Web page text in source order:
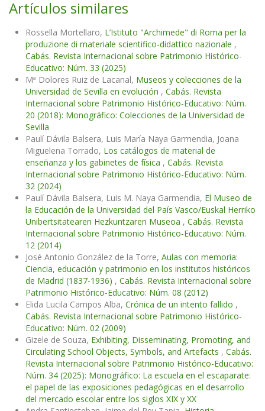
Artículos similares
Rossella Mortellaro, L’Istituto "Archimede" di Roma per la
produzione di materiale scientifico-didattico nazionale ,
Cabás. Revista Internacional sobre Patrimonio Histórico-
Educativo: Núm. 33 (2025)
Mª Dolores Ruiz de Lacanal, Museos y colecciones de la
Universidad de Sevilla en evolución , Cabás. Revista
Internacional sobre Patrimonio Histórico-Educativo: Núm.
20 (2018): Monográfico: Colecciones de la Universidad de
Sevilla
Paulí Dávila Balsera, Luis María Naya Garmendia, Joana
Miguelena Torrado, Los catálogos de material de
enseñanza y los gabinetes de física , Cabás. Revista
Internacional sobre Patrimonio Histórico-Educativo: Núm.
32 (2024)
Paulí Dávila Balsera, Luis M. Naya Garmendia, El Museo de
la Educación de la Universidad del País Vasco/Euskal Herriko
Unibertsitatearen Hezkuntzaren Museoa , Cabás. Revista
Internacional sobre Patrimonio Histórico-Educativo: Núm.
12 (2014)
José Antonio González de la Torre, Aulas con memoria:
Ciencia, educación y patrimonio en los institutos históricos
de Madrid (1837-1936) , Cabás. Revista Internacional sobre
Patrimonio Histórico-Educativo: Núm. 08 (2012)
Elida Lucila Campos Alba, Crónica de un intento fallido ,
Cabás. Revista Internacional sobre Patrimonio Histórico-
Educativo: Núm. 02 (2009)
Gizele de Souza, Exhibiting, Disseminating, Promoting, and
Circulating School Objects, Symbols, and Artefacts , Cabás.
Revista Internacional sobre Patrimonio Histórico-Educativo:
Núm. 34 (2025): Monográfico: La escuela en el escaparate:
el papel de las exposiciones pedagógicas en el desarrollo
del mercado escolar entre los siglos XIX y XX